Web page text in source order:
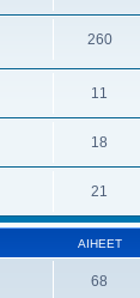
260
11
18
21
AIHEET
68